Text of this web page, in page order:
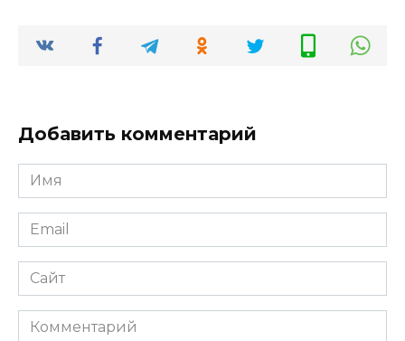
Добавить комментарий
Имя
*
Email
*
Сайт
Комментарий